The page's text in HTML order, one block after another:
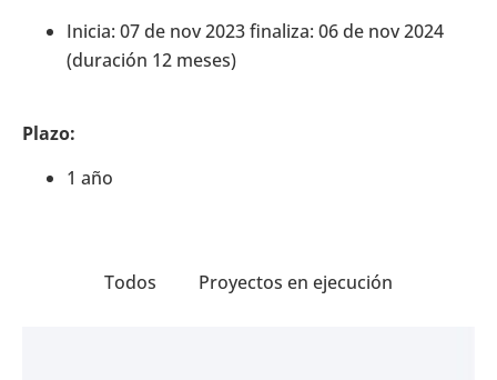
Inicia: 07 de nov 2023 finaliza: 06 de nov 2024
(duración 12 meses)
Plazo:
1 año
Todos Proyectos en ejecución